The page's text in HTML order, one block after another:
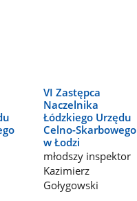
VI Zastępca
Naczelnika
Łódzkiego Urzędu
Celno-Skarbowego
w Łodzi
młodszy inspektor
Kazimierz
Gołygowski